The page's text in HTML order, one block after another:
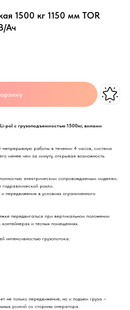
1500 кг 1150 мм TOR
Ач
pol с грузоподъемностью 1500кг, вилами
работы в течении 4 часов, система
менее чем за минуту, открывая возможность
электрическим сопровождаемым моделям.
рохли.
передвижения в условиях ограниченного
передвигаться при вертикальном положении
и тесных помещениях.
интенсивностью грузопотока.
не только передвижение, но и подъем груза –
усилий со стороны оператора.